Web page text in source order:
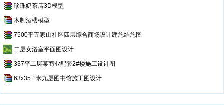
珍珠奶茶店3D模型
木制酒楼模型
7500平五家山社区四层综合商场设计建施结施图
二层女浴室平面图设计
337平二层某商业配套2#楼施工设计图
63x35.1米九层图书馆施工图设计